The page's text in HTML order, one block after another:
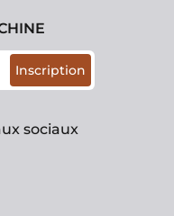
Inscription
sociaux